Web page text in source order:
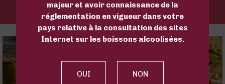
majeur et avoir connaissance de la
réglementation en vigueur dans votre
pays relative à la consultation des sites
Internet sur les boissons alcoolisées.